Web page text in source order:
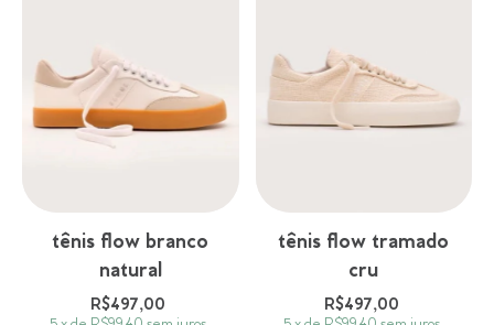
tênis flow branco
natural
R$497,00
tênis flow tramado
cru
R$497,00